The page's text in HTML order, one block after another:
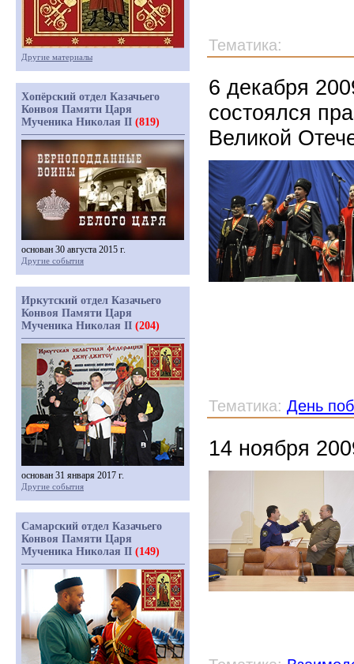
Тематика:
6 декабря
состоялся
Великой
Тематика: День
14 ноября
Другие материалы
Хопёрский отдел Казачьего
Конвоя Памяти Царя
Мученика Николая II (819)
основан 30 августа 2015 г.
Другие события
Иркутский отдел Казачьего
Конвоя Памяти Царя
Мученика Николая II (204)
основан 31 января 2017 г.
Другие события
Самарский отдел Казачьего
Конвоя Памяти Царя
Мученика Николая II (149)